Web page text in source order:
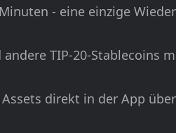
- eine einzige
andere TIP-20-Stablecoins
direkt in der App